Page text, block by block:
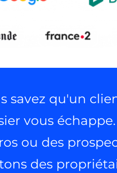
qu'un
vous
ou des
des